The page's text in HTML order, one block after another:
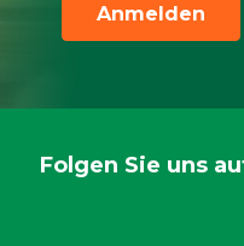
Anmelden
Folgen Sie uns